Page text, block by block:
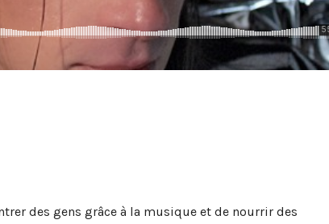
des gens grâce à la musique et de nourrir des